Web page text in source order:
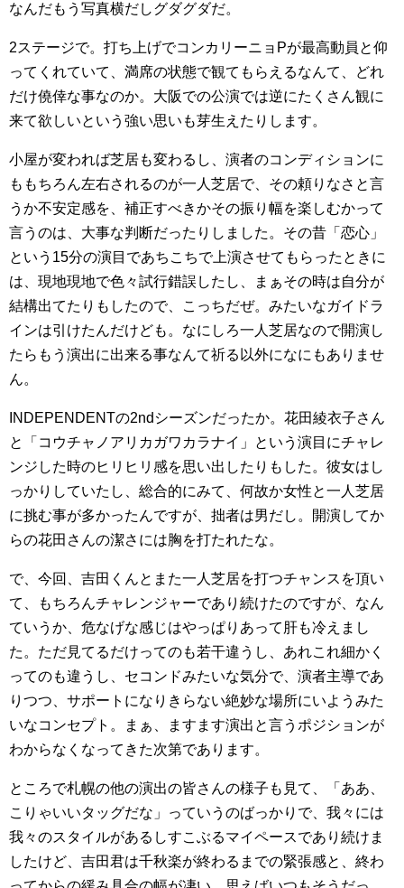
なんだもう写真横だしグダグダだ。
2ステージで。打ち上げでコンカリーニョPが最高動員と仰
ってくれていて、満席の状態で観てもらえるなんて、どれ
だけ僥倖な事なのか。大阪での公演では逆にたくさん観に
来て欲しいという強い思いも芽生えたりします。
小屋が変われば芝居も変わるし、演者のコンディションに
ももちろん左右されるのが一人芝居で、その頼りなさと言
うか不安定感を、補正すべきかその振り幅を楽しむかって
言うのは、大事な判断だったりしました。その昔「恋心」
という15分の演目であちこちで上演させてもらったときに
は、現地現地で色々試行錯誤したし、まぁその時は自分が
結構出てたりもしたので、こっちだぜ。みたいなガイドラ
インは引けたんだけども。なにしろ一人芝居なので開演し
たらもう演出に出来る事なんて祈る以外になにもありませ
ん。
INDEPENDENTの2ndシーズンだったか。花田綾衣子さん
と「コウチャノアリカガワカラナイ」という演目にチャレ
ンジした時のヒリヒリ感を思い出したりもした。彼女はし
っかりしていたし、総合的にみて、何故か女性と一人芝居
に挑む事が多かったんですが、拙者は男だし。開演してか
らの花田さんの潔さには胸を打たれたな。
で、今回、吉田くんとまた一人芝居を打つチャンスを頂い
て、もちろんチャレンジャーであり続けたのですが、なん
ていうか、危なげな感じはやっぱりあって肝も冷えまし
た。ただ見てるだけってのも若干違うし、あれこれ細かく
ってのも違うし、セコンドみたいな気分で、演者主導であ
りつつ、サポートになりきらない絶妙な場所にいようみた
いなコンセプト。まぁ、ますます演出と言うポジションが
わからなくなってきた次第であります。
ところで札幌の他の演出の皆さんの様子も見て、「ああ、
こりゃいいタッグだな」っていうのばっかりで、我々には
我々のスタイルがあるしすこぶるマイペースであり続けま
したけど、吉田君は千秋楽が終わるまでの緊張感と、終わ